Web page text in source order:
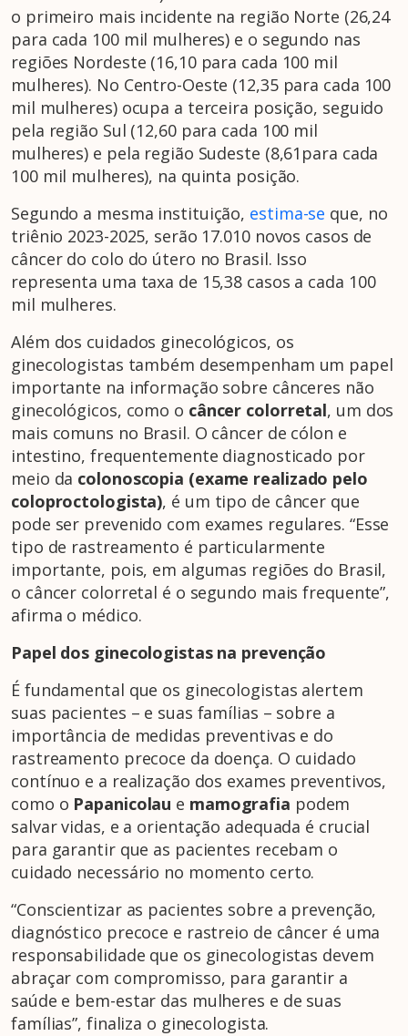
o primeiro mais incidente na região Norte (26,24
para cada 100 mil mulheres) e o segundo nas
regiões Nordeste (16,10 para cada 100 mil
mulheres). No Centro-Oeste (12,35 para cada 100
mil mulheres) ocupa a terceira posição, seguido
pela região Sul (12,60 para cada 100 mil
mulheres) e pela região Sudeste (8,61para cada
100 mil mulheres), na quinta posição.
Segundo a mesma instituição, estima-se que, no
triênio 2023-2025, serão 17.010 novos casos de
câncer do colo do útero no Brasil. Isso
representa uma taxa de 15,38 casos a cada 100
mil mulheres.
Além dos cuidados ginecológicos, os
ginecologistas também desempenham um papel
importante na informação sobre cânceres não
ginecológicos, como o câncer colorretal, um dos
mais comuns no Brasil. O câncer de cólon e
intestino, frequentemente diagnosticado por
meio da colonoscopia (exame realizado pelo
coloproctologista), é um tipo de câncer que
pode ser prevenido com exames regulares. “Esse
tipo de rastreamento é particularmente
importante, pois, em algumas regiões do Brasil,
o câncer colorretal é o segundo mais frequente”,
afirma o médico.
Papel dos ginecologistas na prevenção
É fundamental que os ginecologistas alertem
suas pacientes – e suas famílias – sobre a
importância de medidas preventivas e do
rastreamento precoce da doença. O cuidado
contínuo e a realização dos exames preventivos,
como o Papanicolau e mamografia podem
salvar vidas, e a orientação adequada é crucial
para garantir que as pacientes recebam o
cuidado necessário no momento certo.
“Conscientizar as pacientes sobre a prevenção,
diagnóstico precoce e rastreio de câncer é uma
responsabilidade que os ginecologistas devem
abraçar com compromisso, para garantir a
saúde e bem-estar das mulheres e de suas
famílias”, finaliza o ginecologista.